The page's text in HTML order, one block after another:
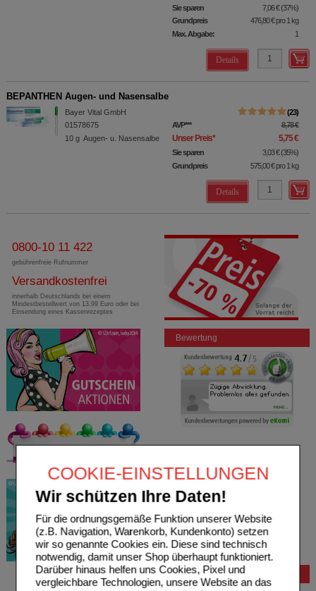
COOKIE-EINSTELLUNGEN
Wir schützen Ihre Daten!
Für die ordnungsgemäße Funktion unserer Website
(z.B. Navigation, Warenkorb, Kundenkonto) setzen
wir so genannte Cookies ein. Diese sind technisch
notwendig, damit unser Shop überhaupt funktioniert.
Darüber hinaus helfen uns Cookies, Pixel und
vergleichbare Technologien, unsere Website an das
Sie sparen 7,06 € (37%)
Grundpreis
476,80 €pro 1 kg
Max. Abgabe:
1
Details
BEPANTHEN Augen- und Nasensalbe
Bayer Vital GmbH
01578675
10 g Augen- u. Nasensalbe
23
AVP*** 8,78 €
Unser Preis* 5,75 €
Sie sparen 3,03 € (35%)
Grundpreis
575,00 €pro 1 kg
Details
0800-10 11 422
gebührenfreie Rufnummer
Versandkostenfrei
innerhalb Deutschlands bei einem
Mindestbestellwert von 13,99 Euro oder bei
Einsendung eines Kassenrezeptes
Bewertung
Bestellung